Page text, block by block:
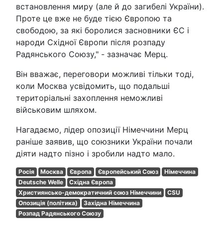
встановлення миру (але й до загибелі України).
Проте це вже не буде тією Європою та
свободою, за які боролися засновники ЄС і
народи Східної Європи після розпаду
Радянського Союзу," - зазначає Мерц.
Він вважає, переговори можливі тільки тоді,
коли Москва усвідомить, що подальші
територіальні захоплення неможливі
військовим шляхом.
Нагадаємо, лідер опозиції Німеччини Мерц
раніше заявив, що союзники України почали
діяти надто пізно і зробили надто мало.
Росія Москва Європа Європейський Союз
Німеччина
Deutsche Welle
Східна Європа
Християнсько-демократичний союз Німеччини
CSU
Опозиція (політика)
Західна Німеччина
Розпад Радянського Союзу